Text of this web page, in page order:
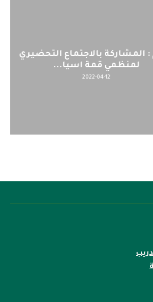
بالاجتماع التحضيري
قمة اسيا...
2022-04-12